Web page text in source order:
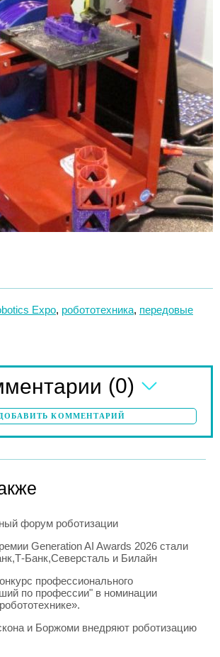
Expo, робототехника, передовые
(0)
КОММЕНТАРИЙ
форум роботизации
Generation AI Awards 2026 стали
Банк,Северсталь и Билайн
профессионального
по профессии" в номинации
и Боржоми внедряют роботизацию